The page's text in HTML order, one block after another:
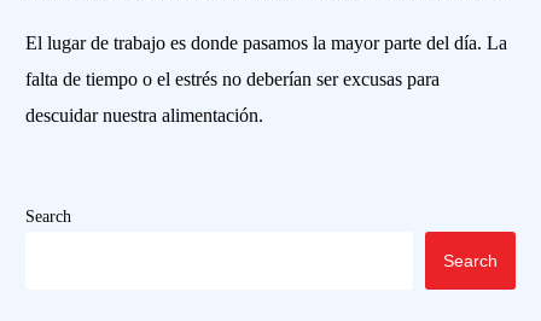
El lugar de trabajo es donde pasamos la mayor parte del día. La
falta de tiempo o el estrés no deberían ser excusas para
descuidar nuestra alimentación.
Search
Search